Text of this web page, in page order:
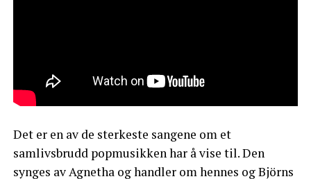
Det er en av de sterkeste sangene om et
samlivsbrudd popmusikken har å vise til. Den
synges av Agnetha og handler om hennes og Björns